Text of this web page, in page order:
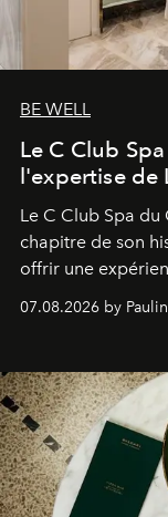
BE WELL
Le C Club
l'expertise de
Le C Club Spa
chapitre de son
offrir une
07.08.2026 by